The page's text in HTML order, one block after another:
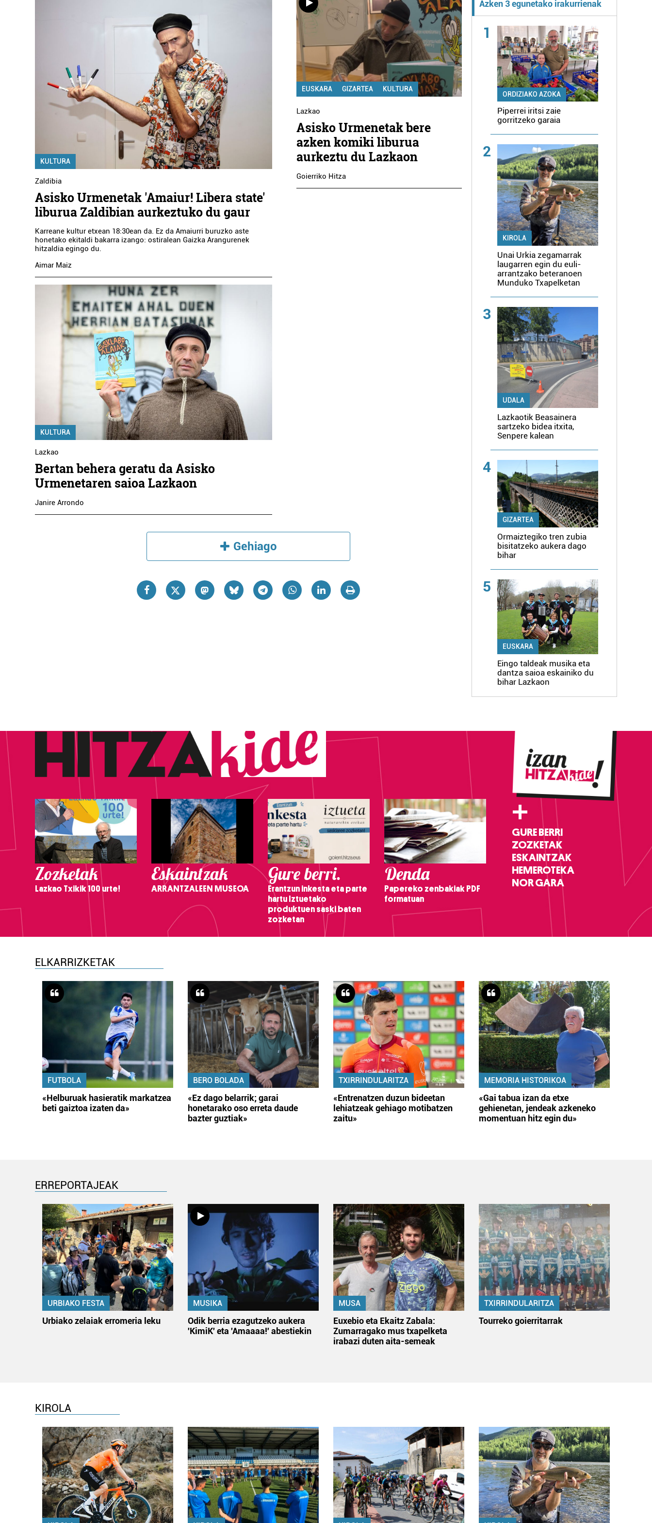
KULTURA
Zaldibia
Asisko Urmenetak 'Amaiur! Libera state'
liburua Zaldibian aurkeztuko du gaur
Karreane kultur etxean 18:30ean da. Ez da Amaiurri buruzko aste
honetako ekitaldi bakarra izango: ostiralean Gaizka Arangurenek
hitzaldia egingo du.
Aimar Maiz
KULTURA
Lazkao
Bertan behera geratu da Asisko
Urmenetaren saioa Lazkaon
Janire Arrondo
EUSKARA GIZARTEA KULTURA
Lazkao
Asisko Urmenetak bere
azken komiki liburua
aurkeztu du Lazkaon
Goierriko Hitza
Gehiago
Azken 3 egunetako irakurrienak
1
ORDIZIAKO AZOKA
Piperrei iritsi zaie
gorritzeko garaia
2
KIROLA
Unai Urkia zegamarrak
laugarren egin du euli-
arrantzako beteranoen
Munduko Txapelketan
3
UDALA
Lazkaotik Beasainera
sartzeko bidea itxita,
Senpere kalean
4
GIZARTEA
Ormaiztegiko tren zubia
bisitatzeko aukera dago
bihar
5
EUSKARA
Eingo taldeak musika eta
dantza saioa eskainiko du
bihar Lazkaon
Zozketak
Lazkao Txikik 100 urte!
Eskaintzak
ARRANTZALEEN MUSEOA
Gure berri.
Erantzun inkesta eta parte
hartu Iztuetako
produktuen saski baten
zozketan
Denda
Papereko zenbakiak PDF
formatuan
+
GURE BERRI
ZOZKETAK
ESKAINTZAK
HEMEROTEKA
NOR GARA
ELKARRIZKETAK
FUTBOLA
«Helburuak hasieratik markatzea
beti gaiztoa izaten da»
BERO BOLADA
«Ez dago belarrik; garai
honetarako oso erreta daude
bazter guztiak»
TXIRRINDULARITZA
«Entrenatzen duzun bideetan
lehiatzeak gehiago motibatzen
zaitu»
MEMORIA HISTORIKOA
«Gai tabua izan da etxe
gehienetan, jendeak azkeneko
momentuan hitz egin du»
ERREPORTAJEAK
URBIAKO FESTA
Urbiako zelaiak erromeria leku
MUSIKA
Odik berria ezagutzeko aukera
'KimiK' eta 'Amaaaa!' abestiekin
MUSA
Euxebio eta Ekaitz Zabala:
Zumarragako mus txapelketa
irabazi duten aita-semeak
TXIRRINDULARITZA
Tourreko goierritarrak
KIROLA